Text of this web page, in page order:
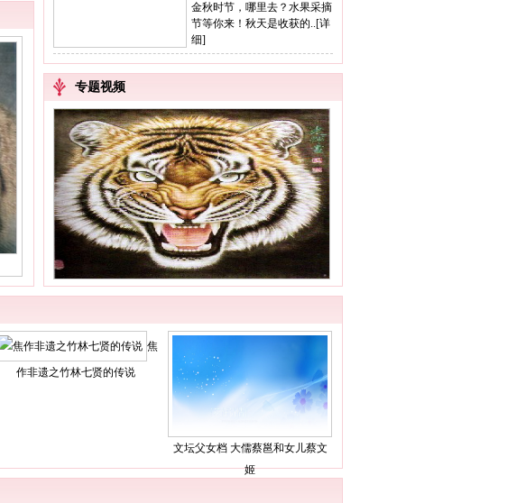
金秋时节，哪里去？水果采摘
节等你来！秋天是收获的..[详
细]
专题视频
焦
作非遗之竹林七贤的传说
文坛父女档 大儒蔡邕和女儿蔡文
姬